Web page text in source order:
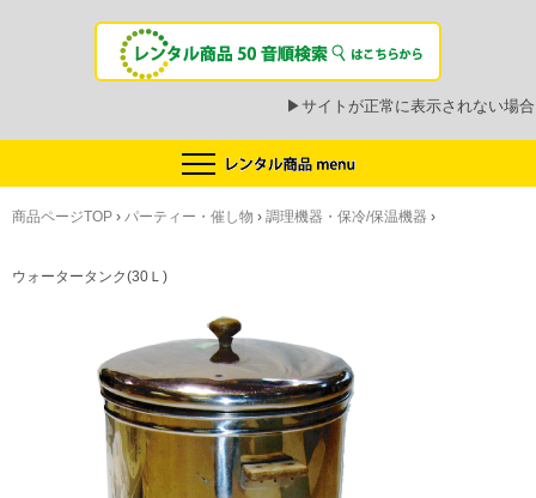
▶サイトが正常に表示されない場合
商品ページTOP › パーティー・催し物 › 調理機器・保冷/保温機器 ›
ウォータータンク(30Ｌ)